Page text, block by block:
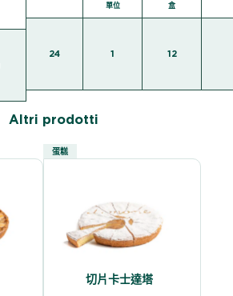
單位
盒
24 1 12
Altri prodotti
蛋糕
切片卡士達塔